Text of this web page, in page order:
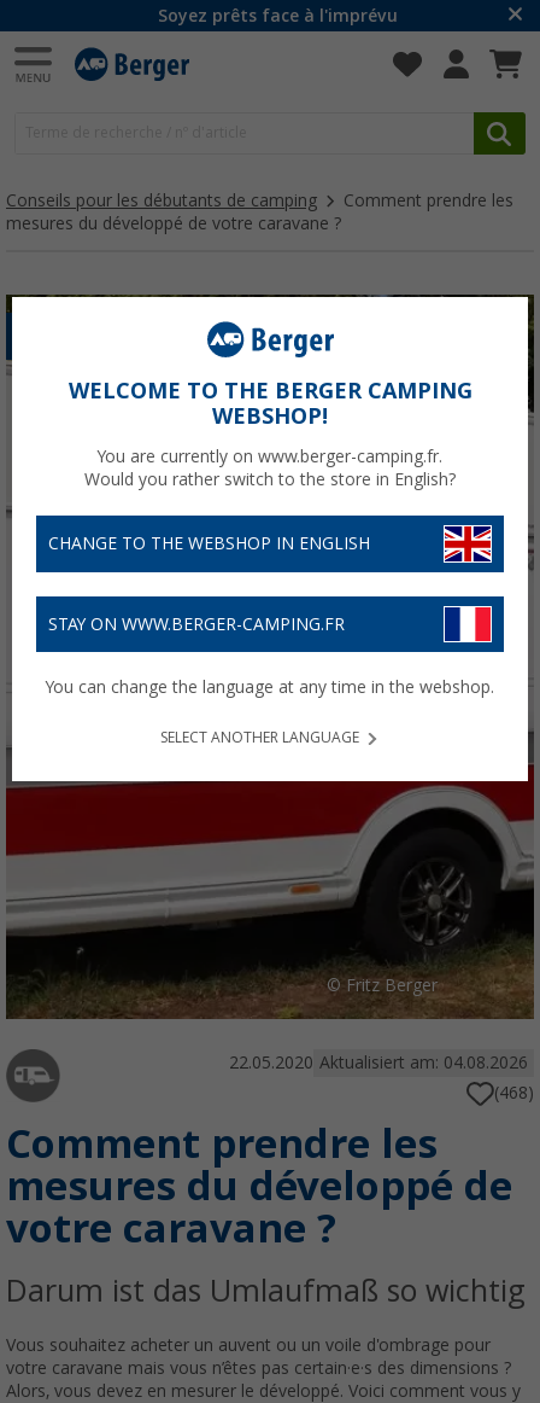
Soyez prêts face à l'imprévu
Conseils pour les débutants de camping
Comment prendre les
mesures du développé de votre caravane ?
© Fritz Berger
22.05.2020 Aktualisiert am: 04.08.2026
(468)
Comment prendre les
mesures du développé de
votre caravane ?
Darum ist das Umlaufmaß so wichtig
Vous souhaitez acheter un auvent ou un voile d'ombrage pour
votre caravane mais vous n’êtes pas certain·e·s des dimensions ?
Alors, vous devez en mesurer le développé. Voici comment vous y
WELCOME TO THE BERGER CAMPING
WEBSHOP!
You are currently on www.berger-camping.fr.
Would you rather switch to the store in English?
CHANGE TO THE WEBSHOP IN ENGLISH
STAY ON WWW.BERGER-CAMPING.FR
You can change the language at any time in the webshop.
SELECT ANOTHER LANGUAGE